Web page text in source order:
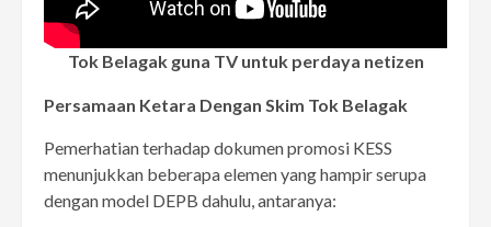
Tok Belagak guna TV untuk perdaya netizen
Persamaan Ketara Dengan Skim Tok Belagak
Pemerhatian terhadap dokumen promosi KESS
menunjukkan beberapa elemen yang hampir serupa
dengan model DEPB dahulu, antaranya: